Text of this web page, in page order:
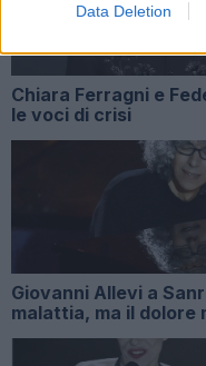
Data Deletion
Chiara Ferragni e
le voci di crisi
Giovanni Allevi a
malattia, ma il dolore